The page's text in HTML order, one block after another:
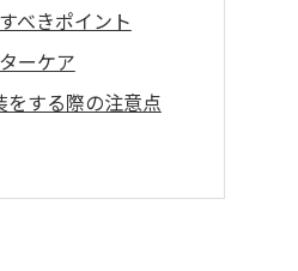
べきポイント
ーケア
をする際の注意点